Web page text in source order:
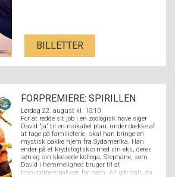
BILLETTER
FORPREMIERE: SPIRILLEN
Lørdag 22. august kl. 13:10
For at redde sit job i en zoologisk have siger
David ”ja” til en risikabel plan: under dække af
at tage på familieferie, skal han bringe en
mystisk pakke hjem fra Sydamerika. Han
ender på et krydstogtskib med sin eks, deres
søn og sin klodsede kollega, Stephane, som
David i hemmelighed bruger til at
transportere pakken for ham. Alt går galt, da